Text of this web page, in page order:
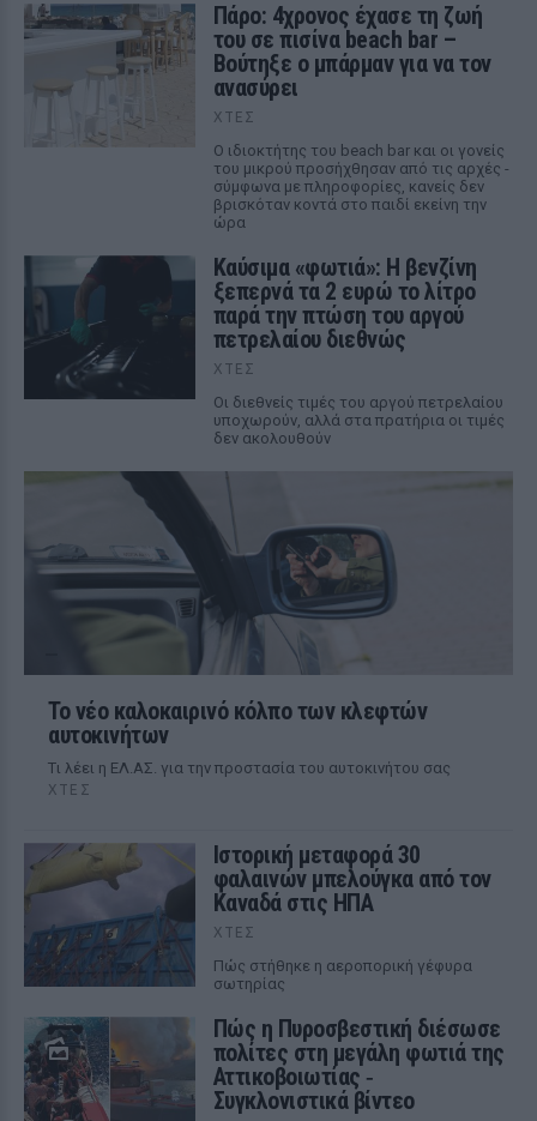
Πάρο: 4χρονος έχασε τη ζωή
του σε πισίνα beach bar –
Βούτηξε ο μπάρμαν για να τον
ανασύρει
ΧΤΕΣ
Ο ιδιοκτήτης του beach bar και οι γονείς
του μικρού προσήχθησαν από τις αρχές -
σύμφωνα με πληροφορίες, κανείς δεν
βρισκόταν κοντά στο παιδί εκείνη την
ώρα
Καύσιμα «φωτιά»: Η βενζίνη
ξεπερνά τα 2 ευρώ το λίτρο
παρά την πτώση του αργού
πετρελαίου διεθνώς
ΧΤΕΣ
Οι διεθνείς τιμές του αργού πετρελαίου
υποχωρούν, αλλά στα πρατήρια οι τιμές
δεν ακολουθούν
Το νέο καλοκαιρινό κόλπο των κλεφτών
αυτοκινήτων
Tι λέει η ΕΛ.ΑΣ. για την προστασία του αυτοκινήτου σας
ΧΤΕΣ
Ιστορική μεταφορά 30
φαλαινών μπελούγκα από τον
Καναδά στις ΗΠΑ
ΧΤΕΣ
Πώς στήθηκε η αεροπορική γέφυρα
σωτηρίας
Πώς η Πυροσβεστική διέσωσε
πολίτες στη μεγάλη φωτιά της
Αττικοβοιωτίας ‑
Συγκλονιστικά βίντεο